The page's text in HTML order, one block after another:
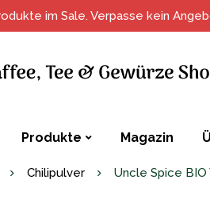
im Sale. Verpasse kein
Produkte Magazin
Chilipulver Uncle Spice BIO